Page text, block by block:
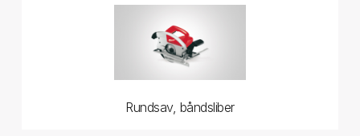
Rundsav, båndsliber